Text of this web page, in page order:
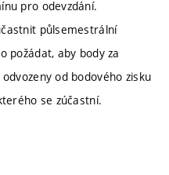
pro odevzdání.
půlsemestrální
požádat, aby body za
od bodového zisku
se zúčastní.